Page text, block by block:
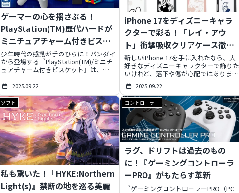
ゲーマーの心を揺さぶる！
PlayStation(TM)歴代ハードが
ミニチュアチャーム付きビスケ
ットで蘇る
少年時代の感動が手のひらに！バンダイ
から登場する『PlayStation(TM)/ミニチ
ュアチャーム付きビスケット』は、
ーが精巧なミニチュアチャームに。さら
に、おなじみのボタン型ビスケットもセ
ットになった、まさに「大人のための食
玩」です。全11種のラインナップと、そ
の魅力、確実な入手方法を徹底解説しま
す。
2025.09.22
iPhone 17をディズニーキャラ
クターで彩る！「レイ・アウ
ト」衝撃吸収クリアケース徹底
解剖
新しいiPhone 17を手に入れたなら、大
好きなディズニーキャラクターで飾りた
いけれど、落下や傷が心配ではありませ
んか？この記事では、デザイン性と保護
性能を両立した「レイ・アウト」のディ
ズニー衝撃吸収クリアケースを徹底解
説。まるでクッションのような
「Puffull」と、スタイリッシュな「耐衝
撃 ハイブリッドケース」の2モデルを深
掘りし、あなたのiPhone 17を可愛く、
そしてしっかりと守る秘密をご紹介しま
す。
2025.09.22
ソフト
私も驚いた！『HYKE:Northern
Light(s)』禁断の地を巡る美麗
コントローラー
ラグ、ドリフトは過去のもの
に！『ゲーミングコントローラ
ーPRO』がもたらす革新
『ゲーミングコントローラーPRO（PC